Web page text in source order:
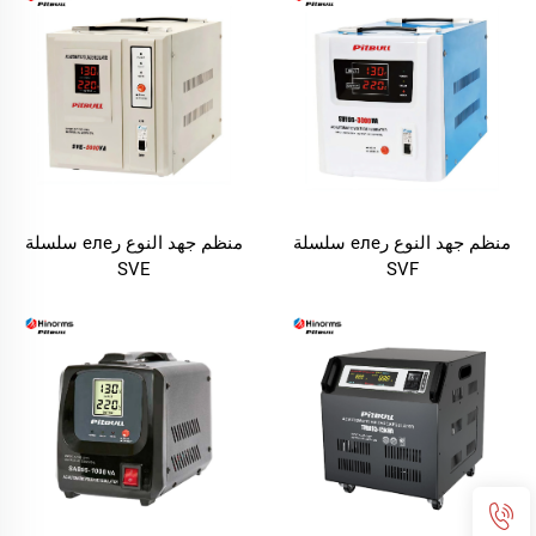
منظم جهد النوع رеле سلسلة
SVF
منظم جهد النوع رеле سلسلة
SVE